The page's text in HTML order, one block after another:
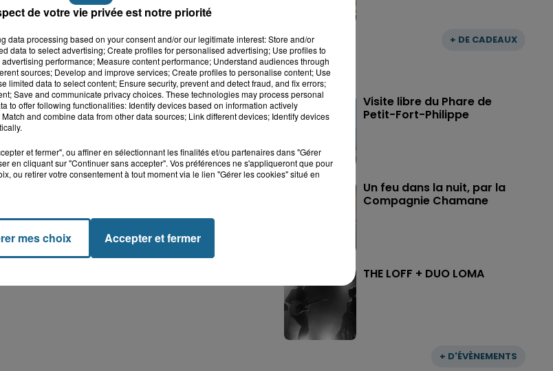
+ DE CADEAUX
+ D'ÉVÈNEMENTS
Visite libre du Phare de
Petit-Fort-Philippe
Un feu dans la nuit, par la
Compagnie Chamane
THE LOFF + DUO LOMA
de votre vie privée est notre priorité
data processing based on your consent and/or our legitimate interest: Store and/or
data to select advertising; Create profiles for personalised advertising; Use profiles to
performance; Measure content performance; Understand audiences through
sources; Develop and improve services; Create profiles to personalise content; Use
limited data to select content; Ensure security, prevent and detect fraud, and fix errors;
Save and communicate privacy choices. These technologies may process personal
to offer following functionalities: Identify devices based on information actively
and combine data from other data sources; Link different devices; Identify devices
et fermer", ou affiner en sélectionnant les finalités et/ou partenaires dans "Gérer
en cliquant sur "Continuer sans accepter". Vos préférences ne s'appliqueront que pour
ou retirer votre consentement à tout moment via le lien "Gérer les cookies" situé en
mes choix Accepter et fermer